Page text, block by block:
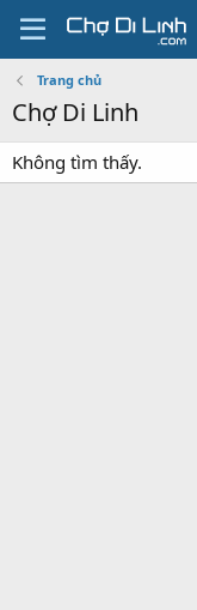
Trang chủ
Chợ Di Linh
Không tìm thấy.